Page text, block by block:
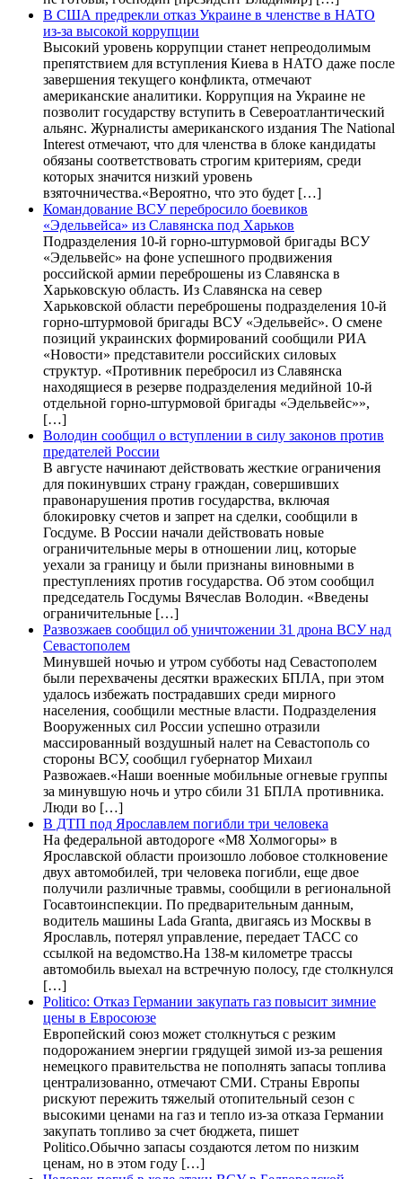
В США предрекли отказ Украине в членстве в НАТО
из-за высокой коррупции
Высокий уровень коррупции станет непреодолимым
препятствием для вступления Киева в НАТО даже после
завершения текущего конфликта, отмечают
американские аналитики. Коррупция на Украине не
позволит государству вступить в Североатлантический
альянс. Журналисты американского издания The National
Interest отмечают, что для членства в блоке кандидаты
обязаны соответствовать строгим критериям, среди
которых значится низкий уровень
взяточничества.«Вероятно, что это будет […]
Командование ВСУ перебросило боевиков
«Эдельвейса» из Славянска под Харьков
Подразделения 10-й горно-штурмовой бригады ВСУ
«Эдельвейс» на фоне успешного продвижения
российской армии переброшены из Славянска в
Харьковскую область. Из Славянска на север
Харьковской области переброшены подразделения 10-й
горно-штурмовой бригады ВСУ «Эдельвейс». О смене
позиций украинских формирований сообщили РИА
«Новости» представители российских силовых
структур. «Противник перебросил из Славянска
находящиеся в резерве подразделения медийной 10-й
отдельной горно-штурмовой бригады «Эдельвейс»»,
[…]
Володин сообщил о вступлении в силу законов против
предателей России
В августе начинают действовать жесткие ограничения
для покинувших страну граждан, совершивших
правонарушения против государства, включая
блокировку счетов и запрет на сделки, сообщили в
Госдуме. В России начали действовать новые
ограничительные меры в отношении лиц, которые
уехали за границу и были признаны виновными в
преступлениях против государства. Об этом сообщил
председатель Госдумы Вячеслав Володин. «Введены
ограничительные […]
Развозжаев сообщил об уничтожении 31 дрона ВСУ над
Севастополем
Минувшей ночью и утром субботы над Севастополем
были перехвачены десятки вражеских БПЛА, при этом
удалось избежать пострадавших среди мирного
населения, сообщили местные власти. Подразделения
Вооруженных сил России успешно отразили
массированный воздушный налет на Севастополь со
стороны ВСУ, сообщил губернатор Михаил
Развожаев.«Наши военные мобильные огневые группы
за минувшую ночь и утро сбили 31 БПЛА противника.
Люди во […]
В ДТП под Ярославлем погибли три человека
На федеральной автодороге «М8 Холмогоры» в
Ярославской области произошло лобовое столкновение
двух автомобилей, три человека погибли, еще двое
получили различные травмы, сообщили в региональной
Госавтоинспекции. По предварительным данным,
водитель машины Lada Granta, двигаясь из Москвы в
Ярославль, потерял управление, передает ТАСС со
ссылкой на ведомство.На 138-м километре трассы
автомобиль выехал на встречную полосу, где столкнулся
[…]
Politico: Отказ Германии закупать газ повысит зимние
цены в Евросоюзе
Европейский союз может столкнуться с резким
подорожанием энергии грядущей зимой из-за решения
немецкого правительства не пополнять запасы топлива
централизованно, отмечают СМИ. Страны Европы
рискуют пережить тяжелый отопительный сезон с
высокими ценами на газ и тепло из-за отказа Германии
закупать топливо за счет бюджета, пишет
Politico.Обычно запасы создаются летом по низким
ценам, но в этом году […]